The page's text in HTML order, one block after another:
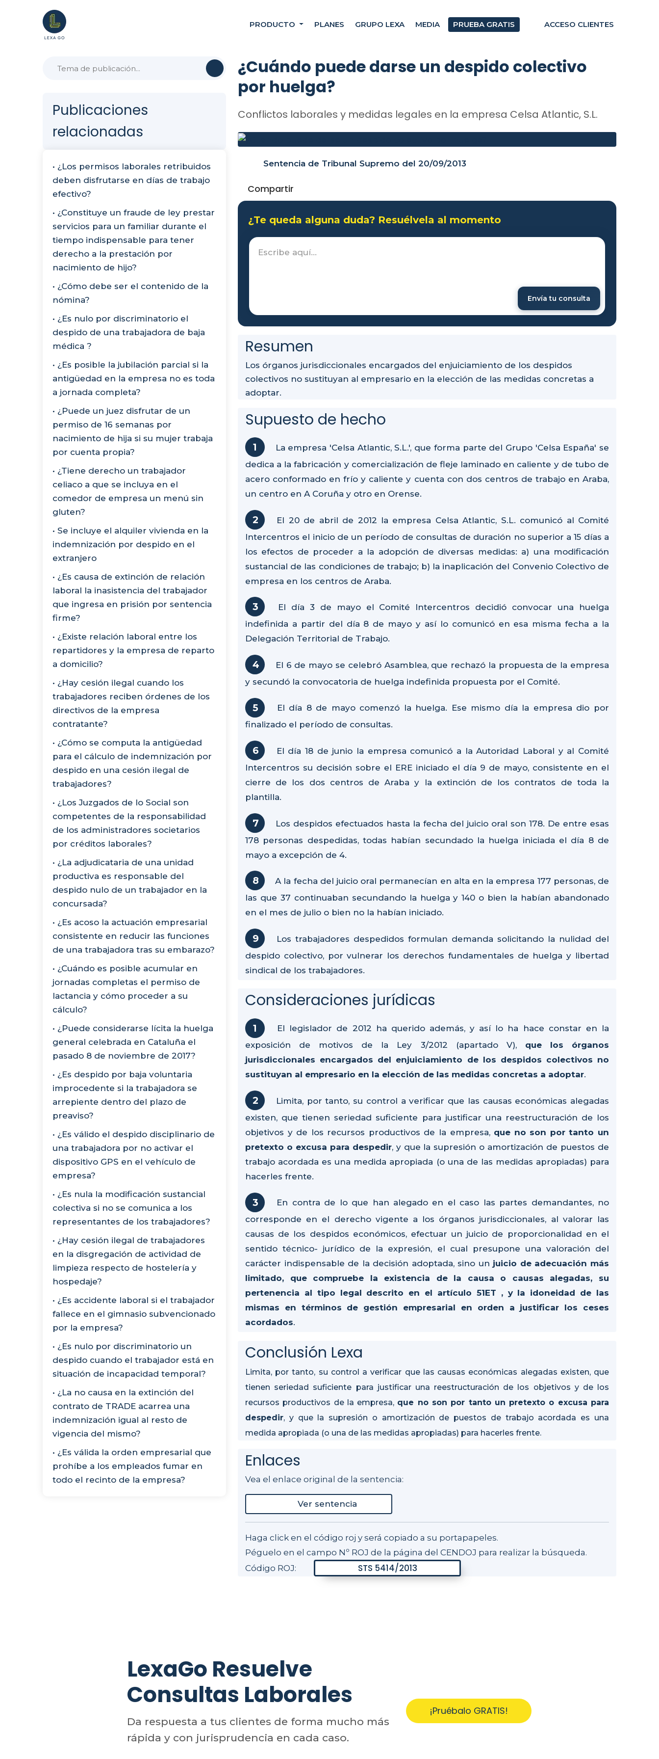
PRODUCTO PLANES GRUPO LEXA MEDIA PRUEBA GRATIS ACCESO CLIENTES
Publicaciones
relacionadas
• ¿Los permisos laborales retribuidos
deben disfrutarse en días de trabajo
efectivo?
• ¿Constituye un fraude de ley prestar
servicios para un familiar durante el
tiempo indispensable para tener
derecho a la prestación por
nacimiento de hijo?
• ¿Cómo debe ser el contenido de la
nómina?
• ¿Es nulo por discriminatorio el
despido de una trabajadora de baja
médica ?
• ¿Es posible la jubilación parcial si la
antigüedad en la empresa no es toda
a jornada completa?
• ¿Puede un juez disfrutar de un
permiso de 16 semanas por
nacimiento de hija si su mujer trabaja
por cuenta propia?
• ¿Tiene derecho un trabajador
celiaco a que se incluya en el
comedor de empresa un menú sin
gluten?
• Se incluye el alquiler vivienda en la
indemnización por despido en el
extranjero
• ¿Es causa de extinción de relación
laboral la inasistencia del trabajador
que ingresa en prisión por sentencia
firme?
• ¿Existe relación laboral entre los
repartidores y la empresa de reparto
a domicilio?
• ¿Hay cesión ilegal cuando los
trabajadores reciben órdenes de los
directivos de la empresa
contratante?
• ¿Cómo se computa la antigüedad
para el cálculo de indemnización por
despido en una cesión ilegal de
trabajadores?
• ¿Los Juzgados de lo Social son
competentes de la responsabilidad
de los administradores societarios
por créditos laborales?
• ¿La adjudicataria de una unidad
productiva es responsable del
despido nulo de un trabajador en la
concursada?
• ¿Es acoso la actuación empresarial
consistente en reducir las funciones
de una trabajadora tras su embarazo?
• ¿Cuándo es posible acumular en
jornadas completas el permiso de
lactancia y cómo proceder a su
cálculo?
• ¿Puede considerarse lícita la huelga
general celebrada en Cataluña el
pasado 8 de noviembre de 2017?
• ¿Es despido por baja voluntaria
improcedente si la trabajadora se
arrepiente dentro del plazo de
preaviso?
• ¿Es válido el despido disciplinario de
una trabajadora por no activar el
dispositivo GPS en el vehículo de
empresa?
• ¿Es nula la modificación sustancial
colectiva si no se comunica a los
representantes de los trabajadores?
• ¿Hay cesión ilegal de trabajadores
en la disgregación de actividad de
limpieza respecto de hostelería y
hospedaje?
• ¿Es accidente laboral si el trabajador
fallece en el gimnasio subvencionado
por la empresa?
• ¿Es nulo por discriminatorio un
despido cuando el trabajador está en
situación de incapacidad temporal?
• ¿La no causa en la extinción del
contrato de TRADE acarrea una
indemnización igual al resto de
vigencia del mismo?
• ¿Es válida la orden empresarial que
prohíbe a los empleados fumar en
todo el recinto de la empresa?
¿Cuándo puede darse un despido colectivo
por huelga?
Conflictos laborales y medidas legales en la empresa Celsa Atlantic, S.L.
Sentencia de Tribunal Supremo del 20/09/2013
Compartir
¿Te queda alguna duda? Resuélvela al momento
Envía tu consulta
Resumen
Los órganos jurisdiccionales encargados del enjuiciamiento de los despidos
colectivos no sustituyan al empresario en la elección de las medidas concretas a
adoptar.
Supuesto de hecho
La empresa 'Celsa Atlantic, S.L.', que forma parte del Grupo 'Celsa España' se
dedica a la fabricación y comercialización de fleje laminado en caliente y de tubo de
acero conformado en frío y caliente y cuenta con dos centros de trabajo en Araba,
un centro en A Coruña y otro en Orense.
El 20 de abril de 2012 la empresa Celsa Atlantic, S.L. comunicó al Comité
Intercentros el inicio de un período de consultas de duración no superior a 15 días a
los efectos de proceder a la adopción de diversas medidas: a) una modificación
sustancial de las condiciones de trabajo; b) la inaplicación del Convenio Colectivo de
empresa en los centros de Araba.
El día 3 de mayo el Comité Intercentros decidió convocar una huelga
indefinida a partir del día 8 de mayo y así lo comunicó en esa misma fecha a la
Delegación Territorial de Trabajo.
El 6 de mayo se celebró Asamblea, que rechazó la propuesta de la empresa
y secundó la convocatoria de huelga indefinida propuesta por el Comité.
El día 8 de mayo comenzó la huelga. Ese mismo día la empresa dio por
finalizado el período de consultas.
El día 18 de junio la empresa comunicó a la Autoridad Laboral y al Comité
Intercentros su decisión sobre el ERE iniciado el día 9 de mayo, consistente en el
cierre de los dos centros de Araba y la extinción de los contratos de toda la
plantilla.
Los despidos efectuados hasta la fecha del juicio oral son 178. De entre esas
178 personas despedidas, todas habían secundado la huelga iniciada el día 8 de
mayo a excepción de 4.
A la fecha del juicio oral permanecían en alta en la empresa 177 personas, de
las que 37 continuaban secundando la huelga y 140 o bien la habían abandonado
en el mes de julio o bien no la habían iniciado.
Los trabajadores despedidos formulan demanda solicitando la nulidad del
despido colectivo, por vulnerar los derechos fundamentales de huelga y libertad
sindical de los trabajadores.
Consideraciones jurídicas
El legislador de 2012 ha querido además, y así lo ha hace constar en la
exposición de motivos de la Ley 3/2012 (apartado V), que los órganos
jurisdiccionales encargados del enjuiciamiento de los despidos colectivos no
sustituyan al empresario en la elección de las medidas concretas a adoptar.
Limita, por tanto, su control a verificar que las causas económicas alegadas
existen, que tienen seriedad suficiente para justificar una reestructuración de los
objetivos y de los recursos productivos de la empresa, que no son por tanto un
pretexto o excusa para despedir, y que la supresión o amortización de puestos de
trabajo acordada es una medida apropiada (o una de las medidas apropiadas) para
hacerles frente.
En contra de lo que han alegado en el caso las partes demandantes, no
corresponde en el derecho vigente a los órganos jurisdiccionales, al valorar las
causas de los despidos económicos, efectuar un juicio de proporcionalidad en el
sentido técnico- jurídico de la expresión, el cual presupone una valoración del
carácter indispensable de la decisión adoptada, sino un juicio de adecuación más
limitado, que compruebe la existencia de la causa o causas alegadas, su
pertenencia al tipo legal descrito en el artículo 51ET , y la idoneidad de las
mismas en términos de gestión empresarial en orden a justificar los ceses
acordados.
Conclusión Lexa
Limita, por tanto, su control a verificar que las causas económicas alegadas existen, que
tienen seriedad suficiente para justificar una reestructuración de los objetivos y de los
recursos productivos de la empresa, que no son por tanto un pretexto o excusa para
despedir, y que la supresión o amortización de puestos de trabajo acordada es una
medida apropiada (o una de las medidas apropiadas) para hacerles frente.
Enlaces
Vea el enlace original de la sentencia:
Ver sentencia
Haga click en el código roj y será copiado a su portapapeles.
Péguelo en el campo Nº ROJ de la página del CENDOJ para realizar la búsqueda.
Código ROJ:
LexaGo Resuelve
Consultas Laborales
Da respuesta a tus clientes de forma mucho más
rápida y con jurisprudencia en cada caso.
¡Pruébalo GRATIS!